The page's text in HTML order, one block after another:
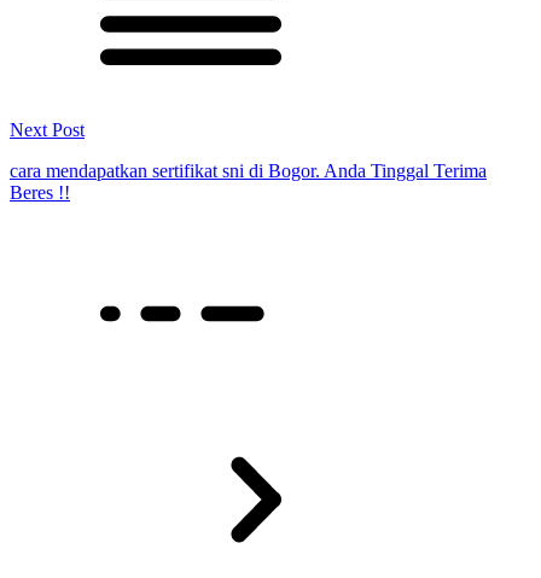
Next Post
cara mendapatkan sertifikat sni di Bogor. Anda Tinggal Terima
Beres !!